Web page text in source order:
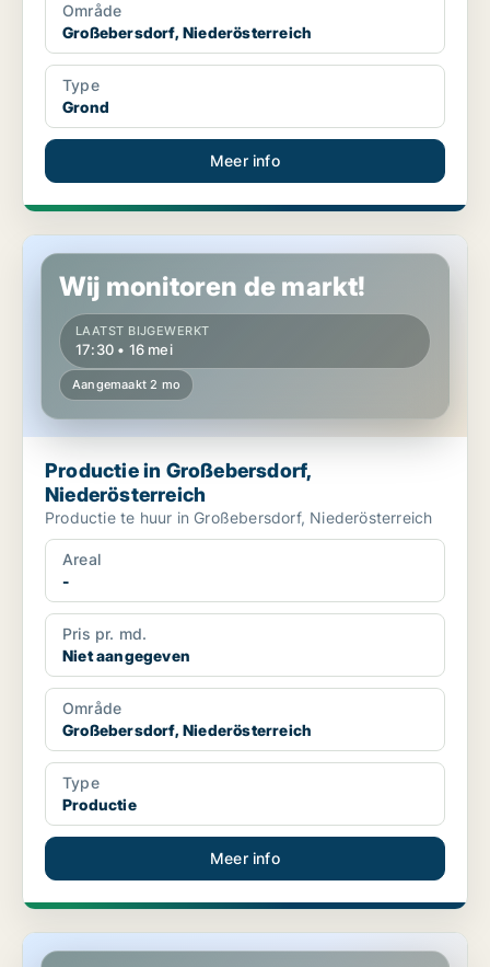
Område
Großebersdorf, Niederösterreich
Type
Grond
Meer info
Productie in Großebersdorf, Niederösterreich
Wij monitoren de markt!
LAATST BIJGEWERKT
17:30 • 16 mei
Aangemaakt 2 mo
Productie in Großebersdorf,
Niederösterreich
Productie te huur in Großebersdorf, Niederösterreich
Areal
-
Pris pr. md.
Niet aangegeven
Område
Großebersdorf, Niederösterreich
Type
Productie
Meer info
Productie in Großebersdorf, Niederösterreich